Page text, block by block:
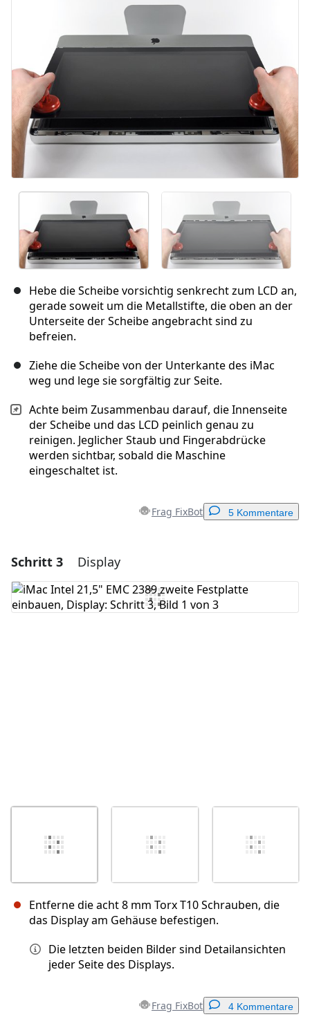
Abbrechen Kommentieren
Hebe die Scheibe vorsichtig senkrecht zum LCD an,
gerade soweit um die Metallstifte, die oben an der
Unterseite der Scheibe angebracht sind zu
befreien.
Ziehe die Scheibe von der Unterkante des iMac
weg und lege sie sorgfältig zur Seite.
Achte beim Zusammenbau darauf, die Innenseite
der Scheibe und das LCD peinlich genau zu
reinigen. Jeglicher Staub und Fingerabdrücke
werden sichtbar, sobald die Maschine
eingeschaltet ist.
Frag FixBot 5 Kommentare
Einen Kommentar hinzufügen
Kommentar hinzufügen
Schritt 3 Display
Entferne die acht 8 mm Torx T10 Schrauben, die
das Display am Gehäuse befestigen.
Die letzten beiden Bilder sind Detailansichten
jeder Seite des Displays.
Frag FixBot 4 Kommentare